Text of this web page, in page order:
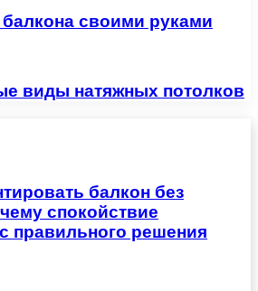
своими руками
виды натяжных потолков
балкон без
спокойствие
правильного решения